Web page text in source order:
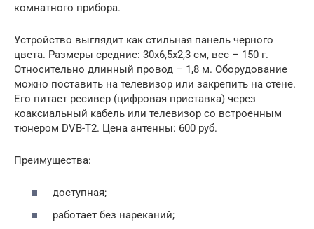
комнатного прибора.
Устройство выглядит как стильная панель черного
цвета. Размеры средние: 30х6,5х2,3 см, вес – 150 г.
Относительно длинный провод – 1,8 м. Оборудование
можно поставить на телевизор или закрепить на стене.
Его питает ресивер (цифровая приставка) через
коаксиальный кабель или телевизор со встроенным
тюнером DVB-T2. Цена антенны: 600 руб.
Преимущества:
доступная;
работает без нареканий;